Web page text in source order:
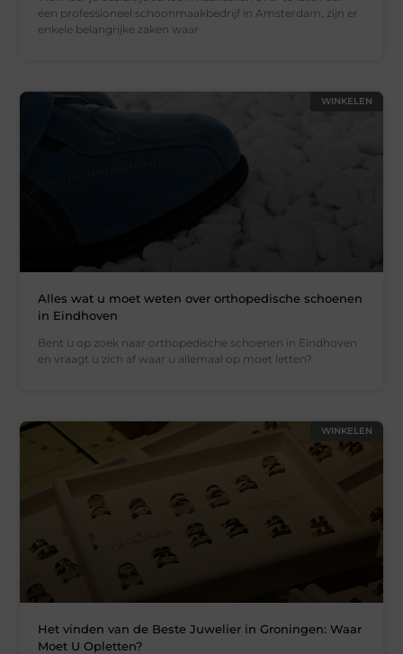
een professioneel schoonmaakbedrijf in Amsterdam, zijn er
enkele belangrijke zaken waar
WINKELEN
Alles wat u moet weten over orthopedische schoenen
in Eindhoven
Bent u op zoek naar orthopedische schoenen in Eindhoven
en vraagt u zich af waar u allemaal op moet letten?
WINKELEN
Het vinden van de Beste Juwelier in Groningen: Waar
Moet U Opletten?